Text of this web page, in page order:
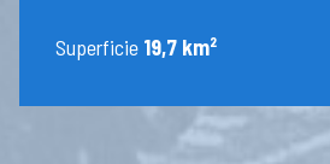
Superficie 19,7 km²